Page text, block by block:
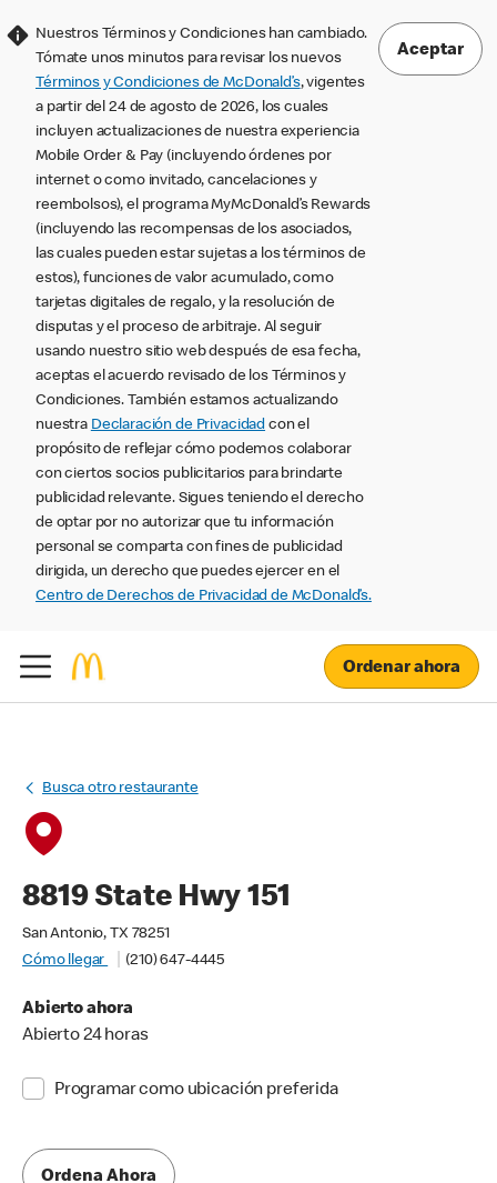
Nuestros Términos y Condiciones han cambiado.
Tómate unos minutos para revisar los nuevos
Términos y Condiciones de McDonald’s, vigentes
a partir del 24 de agosto de 2026, los cuales
incluyen actualizaciones de nuestra experiencia
Mobile Order & Pay (incluyendo órdenes por
internet o como invitado, cancelaciones y
reembolsos), el programa MyMcDonald’s Rewards
(incluyendo las recompensas de los asociados,
las cuales pueden estar sujetas a los términos de
estos), funciones de valor acumulado, como
tarjetas digitales de regalo, y la resolución de
disputas y el proceso de arbitraje. Al seguir
usando nuestro sitio web después de esa fecha,
aceptas el acuerdo revisado de los Términos y
Condiciones. También estamos actualizando
nuestra Declaración de Privacidad con el
propósito de reflejar cómo podemos colaborar
con ciertos socios publicitarios para brindarte
publicidad relevante. Sigues teniendo el derecho
de optar por no autorizar que tu información
personal se comparta con fines de publicidad
dirigida, un derecho que puedes ejercer en el
Centro de Derechos de Privacidad de McDonald’s.
Aceptar
Ordenar ahora
Busca otro restaurante
8819 State Hwy 151
San Antonio, TX 78251
Cómo llegar
(210) 647-4445
Abierto ahora
Abierto 24 horas
Programar como ubicación preferida
Ordena Ahora